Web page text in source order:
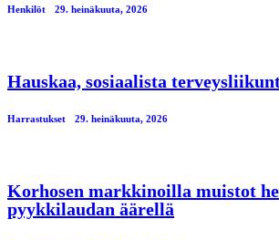
Henkilöt 29. heinäkuuta, 2026
Hauskaa, sosiaalista
Harrastukset 29. heinäkuuta, 2026
Korhosen markkinoilla muistot
pyykkilaudan äärellä